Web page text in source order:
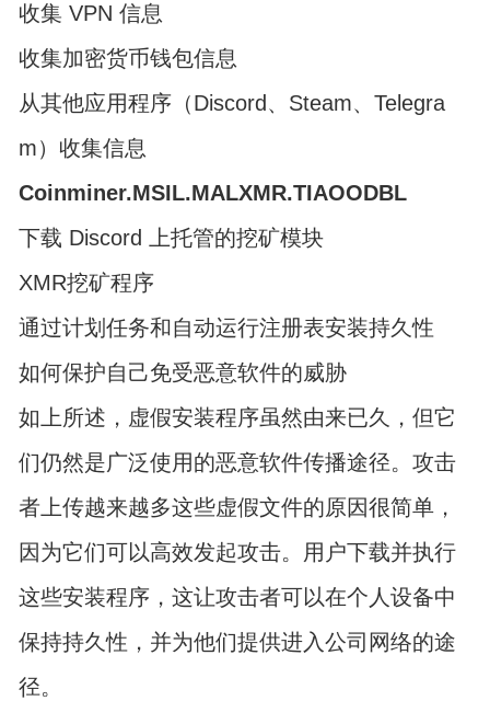
收集 VPN 信息
收集加密货币钱包信息
从其他应用程序（Discord、Steam、Telegra
m）收集信息
Coinminer.MSIL.MALXMR.TIAOODBL
下载 Discord 上托管的挖矿模块
XMR挖矿程序
通过计划任务和自动运行注册表安装持久性
如何保护自己免受恶意软件的威胁
如上所述，虚假安装程序虽然由来已久，但它
们仍然是广泛使用的恶意软件传播途径。攻击
者上传越来越多这些虚假文件的原因很简单，
因为它们可以高效发起攻击。用户下载并执行
这些安装程序，这让攻击者可以在个人设备中
保持持久性，并为他们提供进入公司网络的途
径。